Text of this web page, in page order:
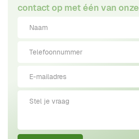
contact op met één van onze